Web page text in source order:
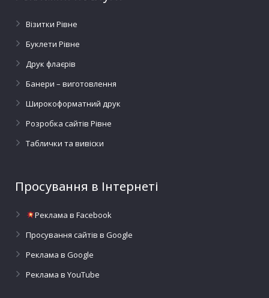
Візитки Рівне
Буклети Рівне
Друк флаєрів
Банери – виготовлення
Широкоформатний друк
Розробка сайтів Рівне
Таблички та вивіски
Просування в Інтернеті
Реклама в Facebook
Просування сайтів в Google
Реклама в Google
Реклама в YouTube